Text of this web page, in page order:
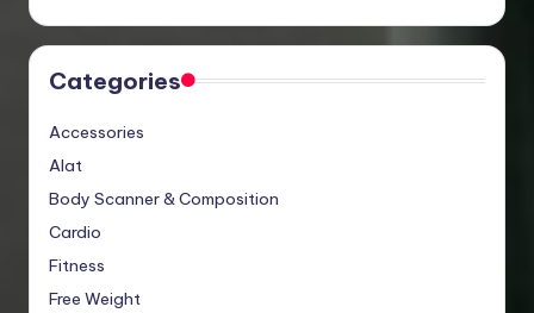
Categories
Accessories
Alat
Body Scanner & Composition
Cardio
Fitness
Free Weight